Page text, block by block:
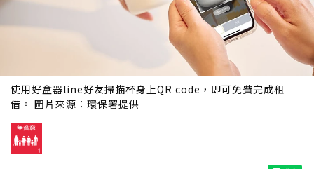
使用好盒器line好友掃描杯身上QR code，即可免費完成租
借。 圖片來源：環保署提供